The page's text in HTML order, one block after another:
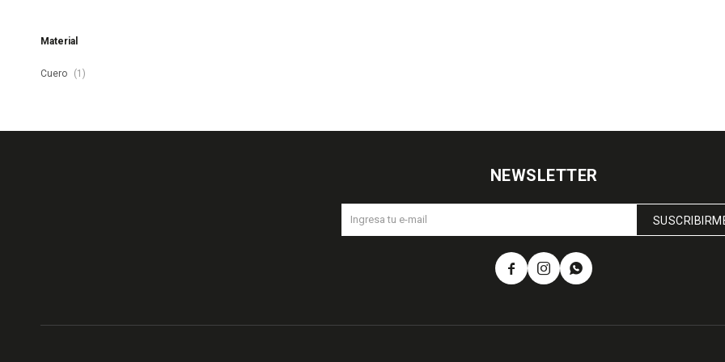
Material
Cuero (1)
NEWSLETTER
  